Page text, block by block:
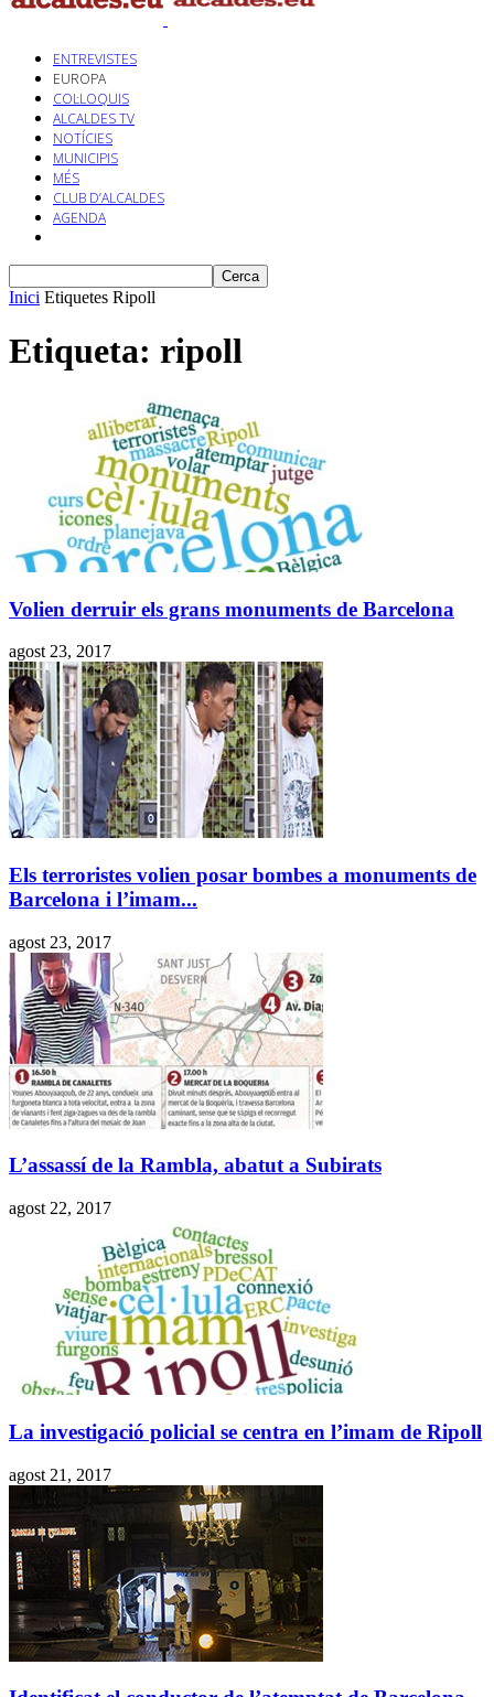
ENTREVISTES
EUROPA
COL·LOQUIS
ALCALDES TV
NOTÍCIES
MUNICIPIS
MÉS
CLUB D’ALCALDES
AGENDA
Inici Etiquetes Ripoll
Etiqueta: ripoll
Volien derruir els grans monuments de Barcelona
agost 23, 2017
Els terroristes volien posar bombes a monuments de
Barcelona i l’imam...
agost 23, 2017
L’assassí de la Rambla, abatut a Subirats
agost 22, 2017
La investigació policial se centra en l’imam de Ripoll
agost 21, 2017